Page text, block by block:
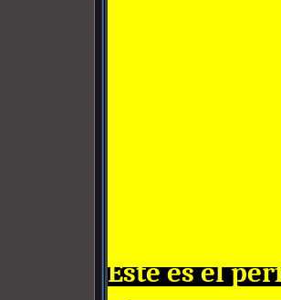
Éste es el